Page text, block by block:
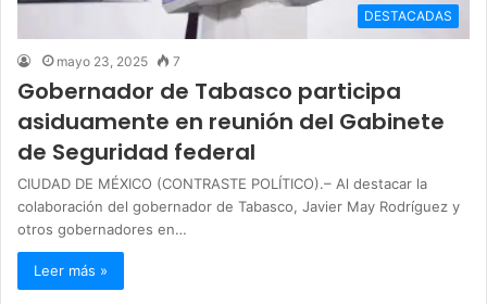
DESTACADAS
mayo 23, 2025 7
Gobernador de Tabasco participa
asiduamente en reunión del Gabinete
de Seguridad federal
CIUDAD DE MÉXICO (CONTRASTE POLÍTICO).– Al destacar la
colaboración del gobernador de Tabasco, Javier May Rodríguez y
otros gobernadores en…
Leer más »